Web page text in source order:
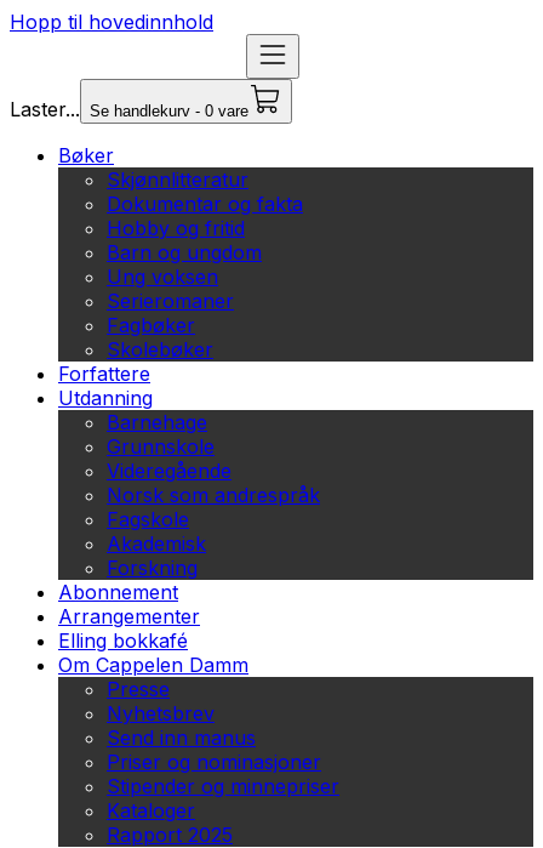
Hopp til hovedinnhold
Laster... Se handlekurv - 0 vare
Bøker
Skjønnlitteratur
Dokumentar og fakta
Hobby og fritid
Barn og ungdom
Ung voksen
Serieromaner
Fagbøker
Skolebøker
Forfattere
Utdanning
Barnehage
Grunnskole
Videregående
Norsk som andrespråk
Fagskole
Akademisk
Forskning
Abonnement
Arrangementer
Elling bokkafé
Om Cappelen Damm
Presse
Nyhetsbrev
Send inn manus
Priser og nominasjoner
Stipender og minnepriser
Kataloger
Rapport 2025